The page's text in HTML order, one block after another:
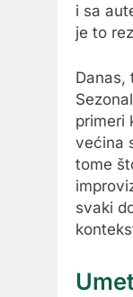
i sa
je to
Danas,
primeri
većina
tome
svaki